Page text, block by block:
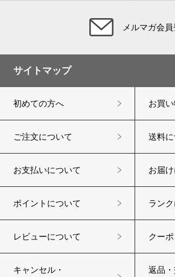
メルマガ会
サイトマップ
初めての方へ お買
ご注文について 送料
お支払いについて お届
ポイントについて ラン
レビューについて クー
キャンセル・
返品